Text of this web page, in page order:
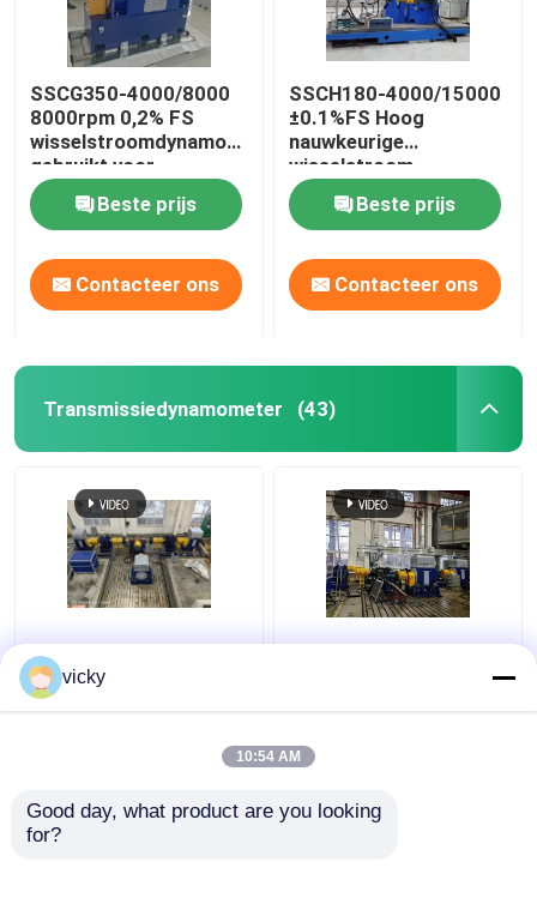
SSCG350-4000/8000
8000rpm 0,2% FS
wisselstroomdynamometer
gebruikt voor
hogesnelheidsmotor
van auto'sBeste prijs
Contacteer ons
SSCH180-4000/15000
±0.1%FS Hoog
nauwkeurige
wisselstroom-
asynchrone nieuwe-
energie motor
elektrische
dynamometer testbank
Beste prijs
Contacteer ons
Transmissiedynamometer (43)
Seelong Intelligent
Technology zelf
geproduceerde
SSCD350-1800-4000
voor Automotive Assen
en Transmissies
vicky
10:54 AM
Good day, what product are you looking
for?